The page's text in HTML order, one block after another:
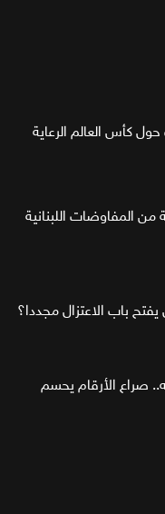
حول كأس العالم الرعاية
من المفاوضات اللبنانية
يفتح باب الاعتزال مجددا؟
صراع الأرقام يحسم